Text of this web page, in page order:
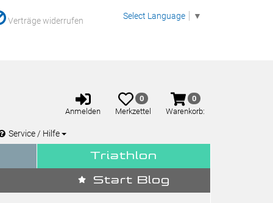
Verträge widerrufen Select Language ▼
Anmelden
Anmelden
Merkzettel
aufklappen
0
Merkzettel
Warenkorb
aufklappen
0
Warenkorb:
Service / Hilfe
Triathlon
Start Blog